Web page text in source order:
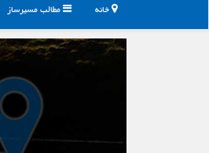
خانه مطالب مسیرساز